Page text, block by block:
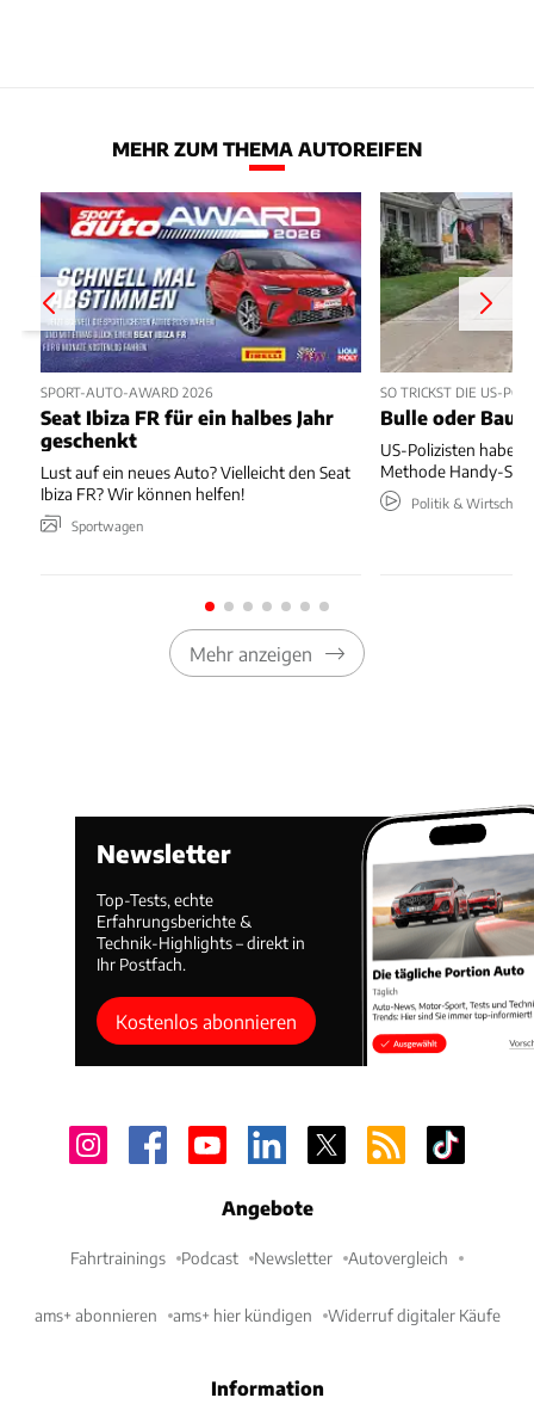
MEHR ZUM THEMA AUTOREIFEN
SPORT-AUTO-AWARD 2026
Seat Ibiza FR für ein halbes Jahr
geschenkt
Lust auf ein neues Auto? Vielleicht den Seat
Ibiza FR? Wir können helfen!
Sportwagen
SO TRICKST DIE US-
Bulle oder
US-Polizisten haben
Methode Handy-
Politik & Wirtschaft
Mehr anzeigen
Newsletter
Top-Tests, echte
Erfahrungsberichte &
Technik-Highlights – direkt in
Ihr Postfach.
Kostenlos abonnieren
Angebote
Fahrtrainings Podcast Newsletter Autovergleich
ams+ abonnieren ams+ hier kündigen Widerruf digitaler Käufe
Information